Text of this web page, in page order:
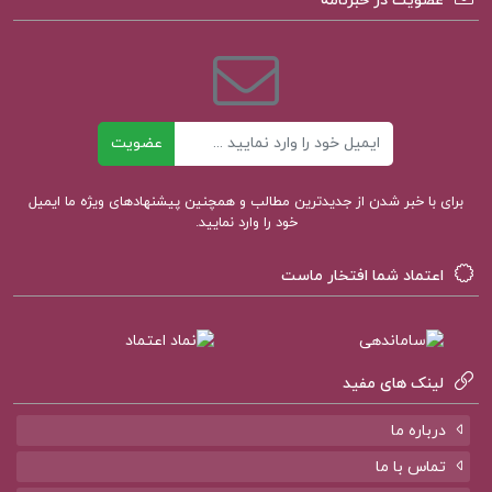
نفرین زمین
حمل
ثور
کوسه برنشین
نفرین زمین جلال آل احمد pdf
دانلود کتاب نفرین زمین
نفرین زمین جلال آل احمد خلاصه
کتاب صوتی نفرین زمین
عضویت
برای با خبر شدن از جدیدترین مطالب و همچنین پیشنهادهای ویژه ما ایمیل
خود را وارد نمایید.
اعتماد شما افتخار ماست
لینک های مفید
درباره ما
تماس با ما